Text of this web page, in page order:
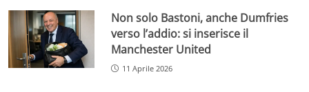
Non solo Bastoni, anche Dumfries
verso l’addio: si inserisce il
Manchester United
11 Aprile 2026